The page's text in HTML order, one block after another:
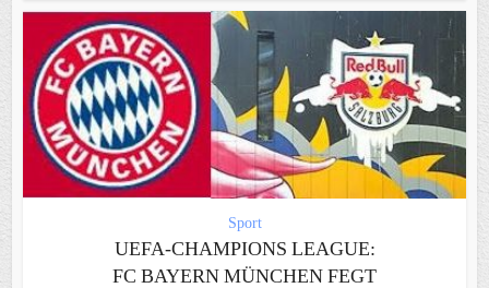
Sport
UEFA-CHAMPIONS LEAGUE:
FC BAYERN MÜNCHEN FEGT